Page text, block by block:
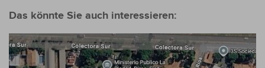
Das könnte Sie auch interessieren: